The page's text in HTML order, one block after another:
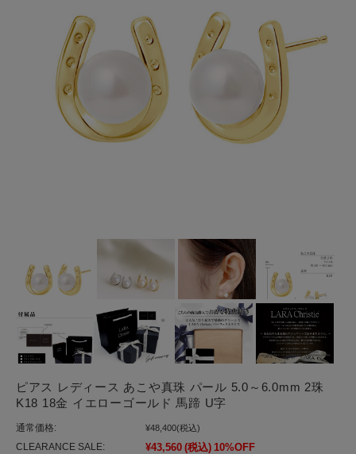
ピアス レディース あこや真珠 パール 5.0～6.0mm 2珠
K18 18金 イエローゴールド 馬蹄 U字
通常価格: ¥48,400(税込)
CLEARANCE SALE: ¥43,560 (税込) 10%OFF